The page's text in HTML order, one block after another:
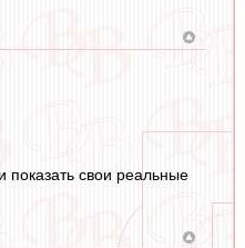
показать свои реальные